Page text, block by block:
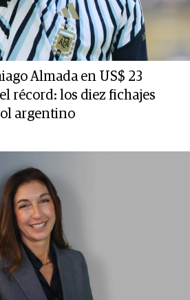
Almada en US$ 23
récord: los diez fichajes
argentino